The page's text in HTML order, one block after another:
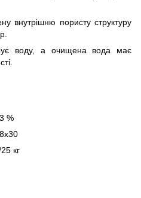
внутрішню пористу структуру
воду, а очищена вода має
%
кг